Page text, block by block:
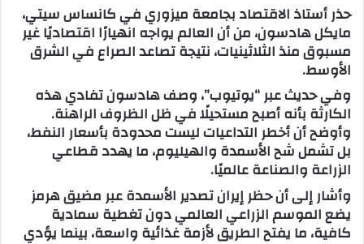
ل
ب
ر
د
ا
إ
ك
ت
ر
و
حذر أستاذ الاقتصاد بجامعة ميزوري في كانساس سيتي،
مايكل هادسون، من أن العالم يواجه انهيارًا اقتصاديًا غير
مسبوق منذ الثلاثينيات، نتيجة تصاعد الصراع في الشرق
الأوسط.
وفي حديث عبر “يوتيوب”، وصف هادسون تفادي هذه
الكارثة بأنه أصبح مستحيلًا في ظل الظروف الراهنة.
وأوضح أن أخطر التداعيات ليست محدودة بأسعار النفط،
بل تشمل شح الأسمدة والهيليوم، ما يهدد قطاعي
الزراعة والصناعة عالميًا.
وأشار إلى أن حظر إيران تصدير الأسمدة عبر مضيق هرمز
يضع الموسم الزراعي العالمي دون تغطية سمادية
كافية، ما يفتح الطريق لأزمة غذائية واسعة، بينما يؤدي